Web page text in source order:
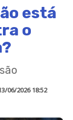
está
o
06/2026 18:52